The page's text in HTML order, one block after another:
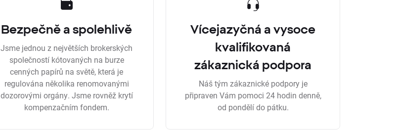
Bezpečně a spolehlivě
Jsme jednou z největších brokerských
společností kótovaných na burze
cenných papírů na světě, která je
regulována několika renomovanými
dozorovými orgány. Jsme rovněž krytí
kompenzačním fondem.
Vícejazyčná a vysoce
kvalifikovaná
zákaznická podpora
Náš tým zákaznické podpory je
připraven Vám pomoci 24 hodin denně,
od pondělí do pátku.